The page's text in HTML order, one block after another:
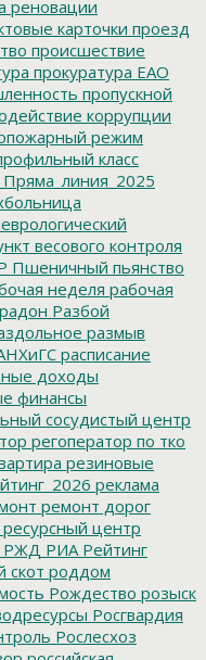
реновации
карточки проезд
происшествие
прокуратура ЕАО
пропускной
коррупции
режим
класс
Пряма_линия_2025
весового контроля
Пшеничный пьянство
неделя рабочая
радон Разбой
размыв
расписание
доходы
финансы
сосудистый центр
регоператор по тко
резиновые
реклама
ремонт дорог
ресурсный центр
РЖД РИА Рейтинг
скот роддом
Рождество розыск
Росгвардия
Рослесхоз